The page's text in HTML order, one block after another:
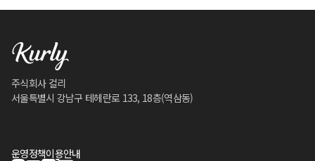
주식회사 컬리
서울특별시 강남구 테헤란로 133, 18층(역삼동)
운영정책이용안내